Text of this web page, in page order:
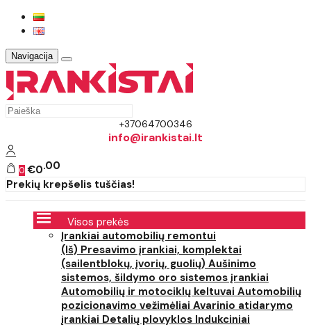
Navigacija
+37064700346
info@irankistai.lt
0 €0 00
Prekių krepšelis tuščias!
Visos prekės
Įrankiai automobilių remontui
(Iš) Presavimo įrankiai, komplektai
(sailentblokų, įvorių, guolių) Aušinimo
sistemos, šildymo oro sistemos įrankiai
Automobilių ir motociklų keltuvai Automobilių
pozicionavimo vežimėliai Avarinio atidarymo
įrankiai Detalių plovyklos Indukciniai